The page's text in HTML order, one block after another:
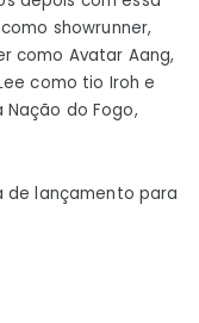
showrunner,
como Avatar Aang,
como tio Iroh e
do Fogo,
de lançamento para